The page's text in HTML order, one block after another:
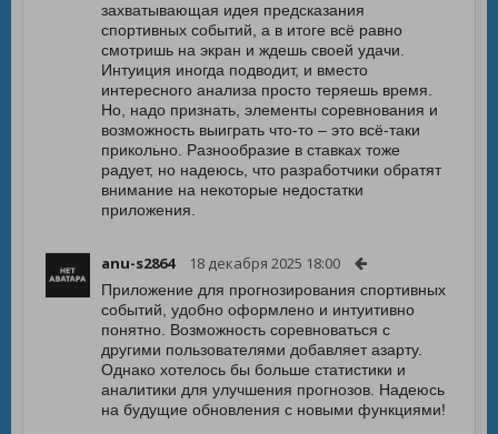
захватывающая идея предсказания
спортивных событий, а в итоге всё равно
смотришь на экран и ждешь своей удачи.
Интуиция иногда подводит, и вместо
интересного анализа просто теряешь время.
Но, надо признать, элементы соревнования и
возможность выиграть что-то – это всё-таки
прикольно. Разнообразие в ставках тоже
радует, но надеюсь, что разработчики обратят
внимание на некоторые недостатки
приложения.
anu-s2864 18 декабря 2025 18:00
Приложение для прогнозирования спортивных
событий, удобно оформлено и интуитивно
понятно. Возможность соревноваться с
другими пользователями добавляет азарту.
Однако хотелось бы больше статистики и
аналитики для улучшения прогнозов. Надеюсь
на будущие обновления с новыми функциями!